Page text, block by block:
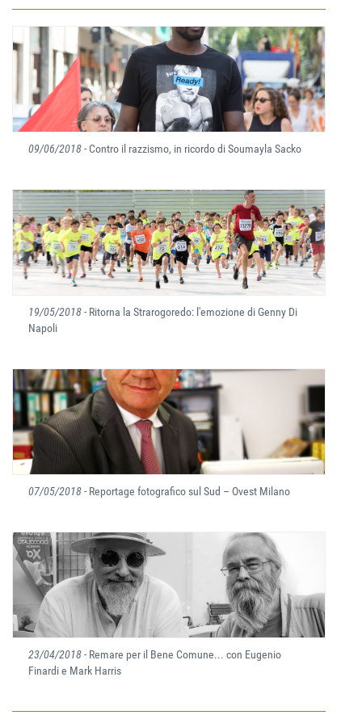
09/06/2018- Contro il razzismo, in ricordo di Soumayla Sacko
19/05/2018- Ritorna la Strarogoredo: l'emozione di Genny Di
Napoli
07/05/2018- Reportage fotografico sul Sud – Ovest Milano
23/04/2018- Remare per il Bene Comune... con Eugenio
Finardi e Mark Harris